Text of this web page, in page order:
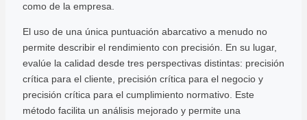
como de la empresa.
El uso de una única puntuación abarcativo a menudo no
permite describir el rendimiento con precisión. En su lugar,
evalúe la calidad desde tres perspectivas distintas: precisión
crítica para el cliente, precisión crítica para el negocio y
precisión crítica para el cumplimiento normativo. Este
método facilita un análisis mejorado y permite una